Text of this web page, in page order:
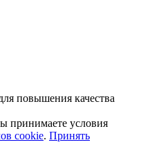
повышения качества
принимаете условия
cookie. Принять